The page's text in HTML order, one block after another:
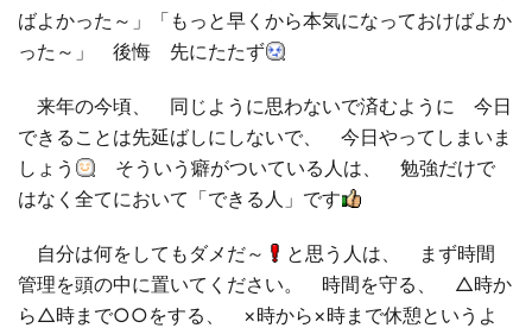
ばよかった～」「もっと早くから本気になっておけばよか
った～」 後悔 先にたたず
来年の今頃、 同じように思わないで済むように 今日
できることは先延ばしにしないで、 今日やってしまいま
しょう
そういう癖がついている人は、 勉強だけで
はなく全てにおいて「できる人」です
自分は何をしてもダメだ～
と思う人は、 まず時間
管理を頭の中に置いてください。 時間を守る、 △時か
ら△時まで○○をする、 ×時から×時まで休憩というよ